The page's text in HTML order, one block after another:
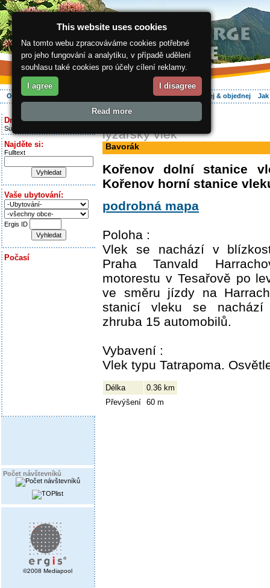
O regionu Aktivně Ubytování Hledej & objednej
Dnes je:
Sunday 9.08.2026
Najděte si:
Fulltext
Vaše ubytování:
Ergis ID
Počasí
Počet návštevníků
©2008 Mediapool
ergis.cz
lyžařský vlek
Bavorák
Kořenov dolní stanice
Kořenov horní stanice
podrobná mapa
Poloha :
Vlek se nachází v
Praha ­ Tanvald
motorestu v Tesařově po
ve směru jízdy na
stanicí vleku se nachází
zhruba 15 automobilů.
Vybavení :
Vlek typu Tatrapoma.
Délka
0.36 km
Převýšení 60 m
This website uses cookies
Na tomto webu zpracováváme cookies potřebné
pro jeho fungování a analytiku, v případě udělení
souhlasu také cookies pro účely cílení reklamy.
I agree I disagree
Read more